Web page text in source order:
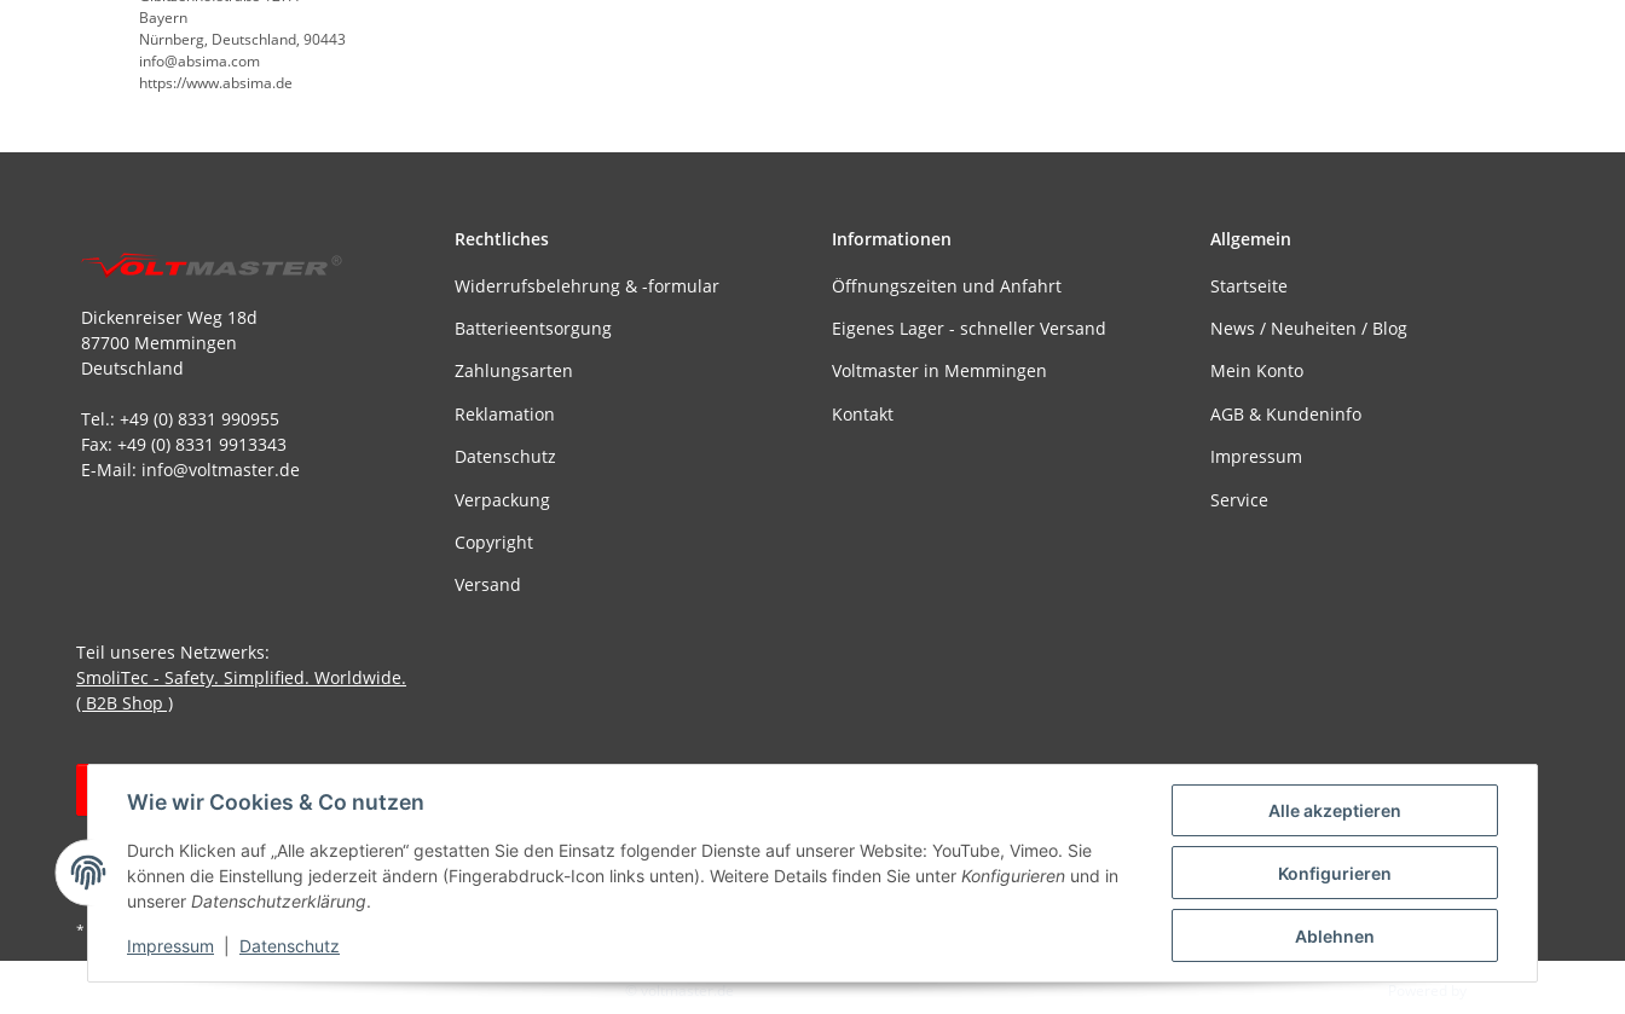
Alle akzeptieren
Konfigurieren
Ablehnen
Wie wir Cookies & Co nutzen
Durch Klicken auf „Alle akzeptieren“ gestatten Sie den Einsatz folgender Dienste auf unserer Website: YouTube, Vimeo. Sie
können die Einstellung jederzeit ändern (Fingerabdruck-Icon links unten). Weitere Details finden Sie unter Konfigurieren und in
unserer Datenschutzerklärung.
Impressum Datenschutz
Bayern
Nürnberg, Deutschland, 90443
info@absima.com
https://www.absima.de
Dickenreiser Weg 18d
87700 Memmingen
Deutschland
Tel.: +49 (0) 8331 990955
Fax: +49 (0) 8331 9913343
E-Mail: info@voltmaster.de
Rechtliches
Widerrufsbelehrung & -formular
Batterieentsorgung
Zahlungsarten
Reklamation
Datenschutz
Verpackung
Copyright
Versand
Informationen
Öffnungszeiten und Anfahrt
Eigenes Lager - schneller Versand
Voltmaster in Memmingen
Kontakt
Allgemein
Startseite
News / Neuheiten / Blog
Mein Konto
AGB & Kundeninfo
Impressum
Service
Teil unseres Netzwerks:
SmoliTec - Safety. Simplified. Worldwide.
( B2B Shop )
Vertrag widerrufen
* Alle Preise inkl. gesetzlicher USt., zzgl.
© voltmaster.de